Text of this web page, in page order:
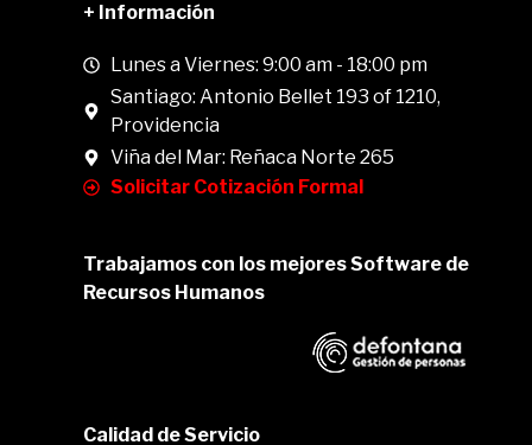
+ Información
Lunes a Viernes: 9:00 am - 18:00 pm
Santiago: Antonio Bellet 193 of 1210,
Providencia
Viña del Mar: Reñaca Norte 265
Solicitar Cotización Formal
Trabajamos con los mejores Software de
Recursos Humanos
Calidad de Servicio